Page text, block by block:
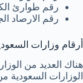
رقم طوارئ
رقم الارصاد
أرقام وزارات
هناك العديد من
الوزارات السعودية